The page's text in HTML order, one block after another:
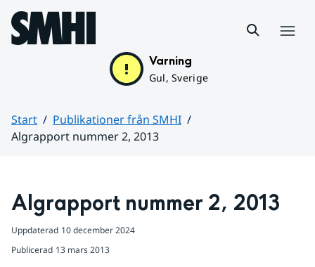
Hoppa till sidans innehåll
Varning
Gul, Sverige
Start
Publikationer från SMHI
Algrapport nummer 2, 2013
Algrapport nummer 2, 2013
Uppdaterad 10 december 2024
Publicerad 13 mars 2013